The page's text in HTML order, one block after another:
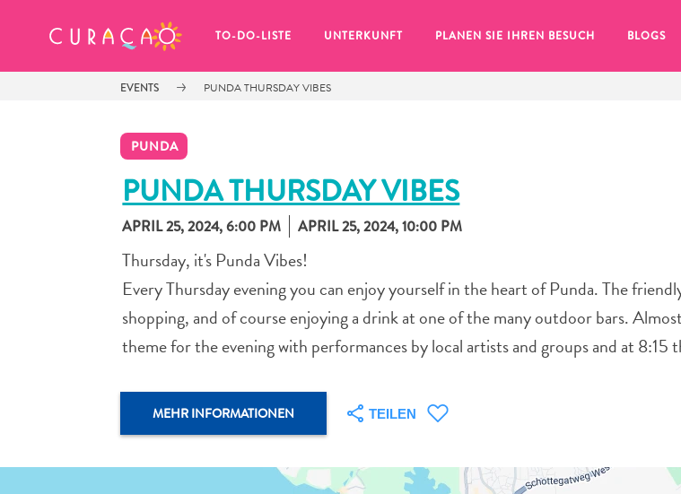
TO-DO-LISTE UNTERKUNFT PLANEN SIE IHREN BESUCH BLOGS
EVENTS PUNDA THURSDAY VIBES
PUNDA
PUNDA THURSDAY VIBES
APRIL 25, 2024, 6:00 PM APRIL 25, 2024, 10:00 PM
Thursday, it's Punda Vibes!
Every Thursday evening you can enjoy yourself in the heart of Punda. The
shopping, and of course enjoying a drink at one of the many outdoor bars.
theme for the evening with performances by local artists and groups and at 8:15
MEHR INFORMATIONEN TEILEN
MEINE FAVORITEN
Es schaut so aus, als ob Sie noch
gespeichert haben.
Wenn Sie etwas für später speichern möchten, klicken Sie auf das